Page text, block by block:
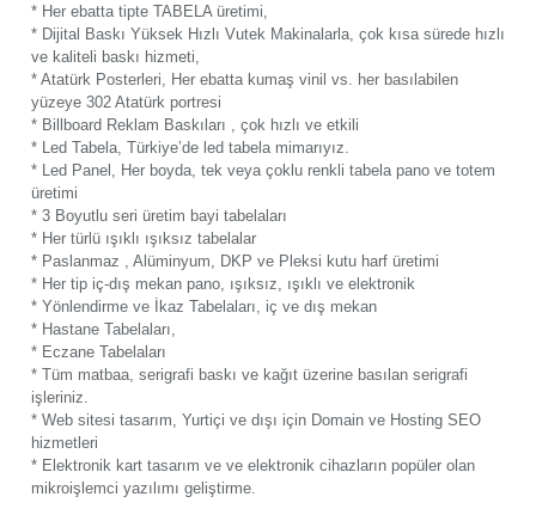
* Her ebatta tipte TABELA üretimi,
* Dijital Baskı Yüksek Hızlı Vutek Makinalarla, çok kısa sürede hızlı
ve kaliteli baskı hizmeti,
* Atatürk Posterleri, Her ebatta kumaş vinil vs. her basılabilen
yüzeye 302 Atatürk portresi
* Billboard Reklam Baskıları , çok hızlı ve etkili
* Led Tabela, Türkiye’de led tabela mimarıyız.
* Led Panel, Her boyda, tek veya çoklu renkli tabela pano ve totem
üretimi
* 3 Boyutlu seri üretim bayi tabelaları
* Her türlü ışıklı ışıksız tabelalar
* Paslanmaz , Alüminyum, DKP ve Pleksi kutu harf üretimi
* Her tip iç-dış mekan pano, ışıksız, ışıklı ve elektronik
* Yönlendirme ve İkaz Tabelaları, iç ve dış mekan
* Hastane Tabelaları,
* Eczane Tabelaları
* Tüm matbaa, serigrafi baskı ve kağıt üzerine basılan serigrafi
işleriniz.
* Web sitesi tasarım, Yurtiçi ve dışı için Domain ve Hosting SEO
hizmetleri
* Elektronik kart tasarım ve ve elektronik cihazların popüler olan
mikroişlemci yazılımı geliştirme.